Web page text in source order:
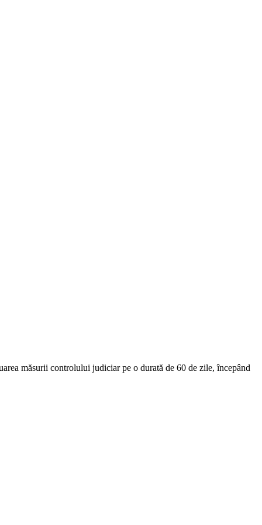
măsurii controlului judiciar pe o durată de 60 de zile, începând